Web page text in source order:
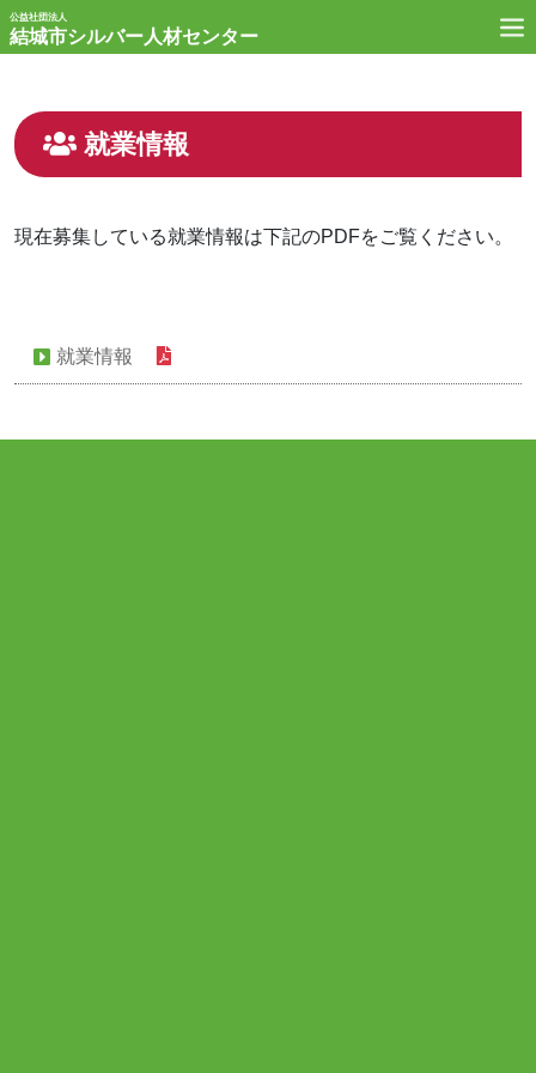
公益社団法人
結城市シルバー人材センター
就業情報
現在募集している就業情報は下記のPDFをご覧ください。
就業情報